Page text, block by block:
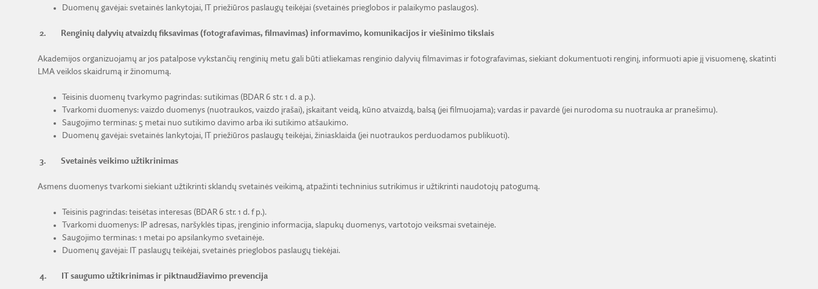
Duomenų gavėjai: svetainės lankytojai, IT priežiūros paslaugų teikėjai (svetainės prieglobos ir palaikymo paslaugos).
2. Renginių dalyvių atvaizdų fiksavimas (fotografavimas, filmavimas) informavimo, komunikacijos ir viešinimo tikslais
Akademijos organizuojamų ar jos patalpose vykstančių renginių metu gali būti atliekamas renginio dalyvių filmavimas ir fotografavimas, siekiant dokumentuoti renginį, informuoti apie jį visuomenę, skatinti
LMA veiklos skaidrumą ir žinomumą.
Teisinis duomenų tvarkymo pagrindas: sutikimas (BDAR 6 str. 1 d. a p.).
Tvarkomi duomenys: vaizdo duomenys (nuotraukos, vaizdo įrašai), įskaitant veidą, kūno atvaizdą, balsą (jei filmuojama); vardas ir pavardė (jei nurodoma su nuotrauka ar pranešimu).
Saugojimo terminas: 5 metai nuo sutikimo davimo arba iki sutikimo atšaukimo.
Duomenų gavėjai: svetainės lankytojai, IT priežiūros paslaugų teikėjai, žiniasklaida (jei nuotraukos perduodamos publikuoti).
3. Svetainės veikimo užtikrinimas
Asmens duomenys tvarkomi siekiant užtikrinti sklandų svetainės veikimą, atpažinti techninius sutrikimus ir užtikrinti naudotojų patogumą.
Teisinis pagrindas: teisėtas interesas (BDAR 6 str. 1 d. f p.).
Tvarkomi duomenys: IP adresas, naršyklės tipas, įrenginio informacija, slapukų duomenys, vartotojo veiksmai svetainėje.
Saugojimo terminas: 1 metai po apsilankymo svetainėje.
Duomenų gavėjai: IT paslaugų teikėjai, svetainės prieglobos paslaugų tiekėjai.
4. IT saugumo užtikrinimas ir piktnaudžiavimo prevencija